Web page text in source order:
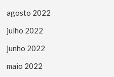
agosto 2022
julho 2022
junho 2022
maio 2022